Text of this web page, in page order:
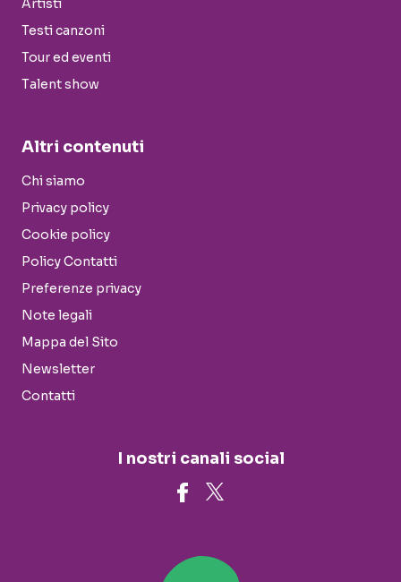
Artisti
Testi canzoni
Tour ed eventi
Talent show
Altri contenuti
Chi siamo
Privacy policy
Cookie policy
Policy Contatti
Preferenze privacy
Note legali
Mappa del Sito
Newsletter
Contatti
I nostri canali social